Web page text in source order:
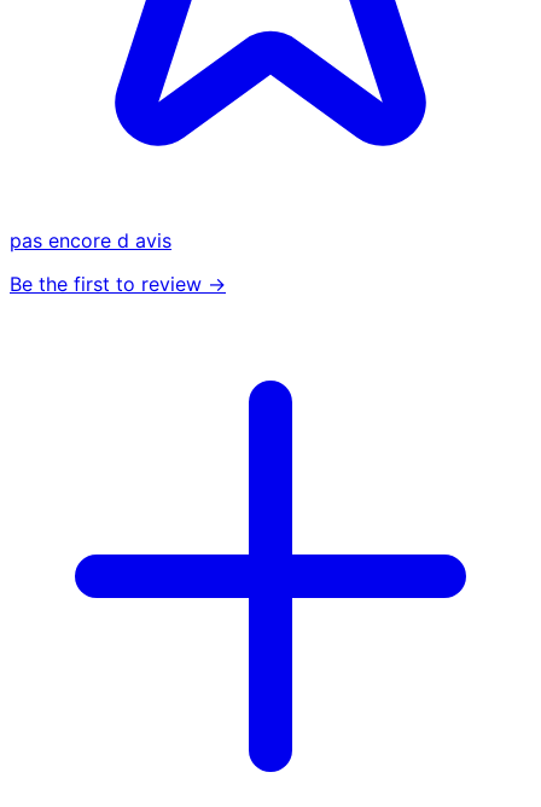
pas encore d avis
Be the first to review →